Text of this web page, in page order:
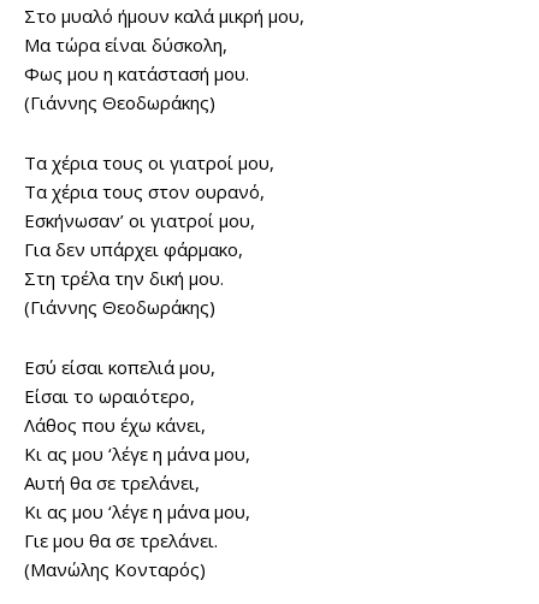
Στο μυαλό ήμουν καλά μικρή μου,
Μα τώρα είναι δύσκολη,
Φως μου η κατάστασή μου.
(Γιάννης Θεοδωράκης)
Τα χέρια τους οι γιατροί μου,
Τα χέρια τους στον ουρανό,
Εσκήνωσαν’ οι γιατροί μου,
Για δεν υπάρχει φάρμακο,
Στη τρέλα την δική μου.
(Γιάννης Θεοδωράκης)
Εσύ είσαι κοπελιά μου,
Είσαι το ωραιότερο,
Λάθος που έχω κάνει,
Κι ας μου ‘λέγε η μάνα μου,
Αυτή θα σε τρελάνει,
Κι ας μου ‘λέγε η μάνα μου,
Γιε μου θα σε τρελάνει.
(Μανώλης Κονταρός)